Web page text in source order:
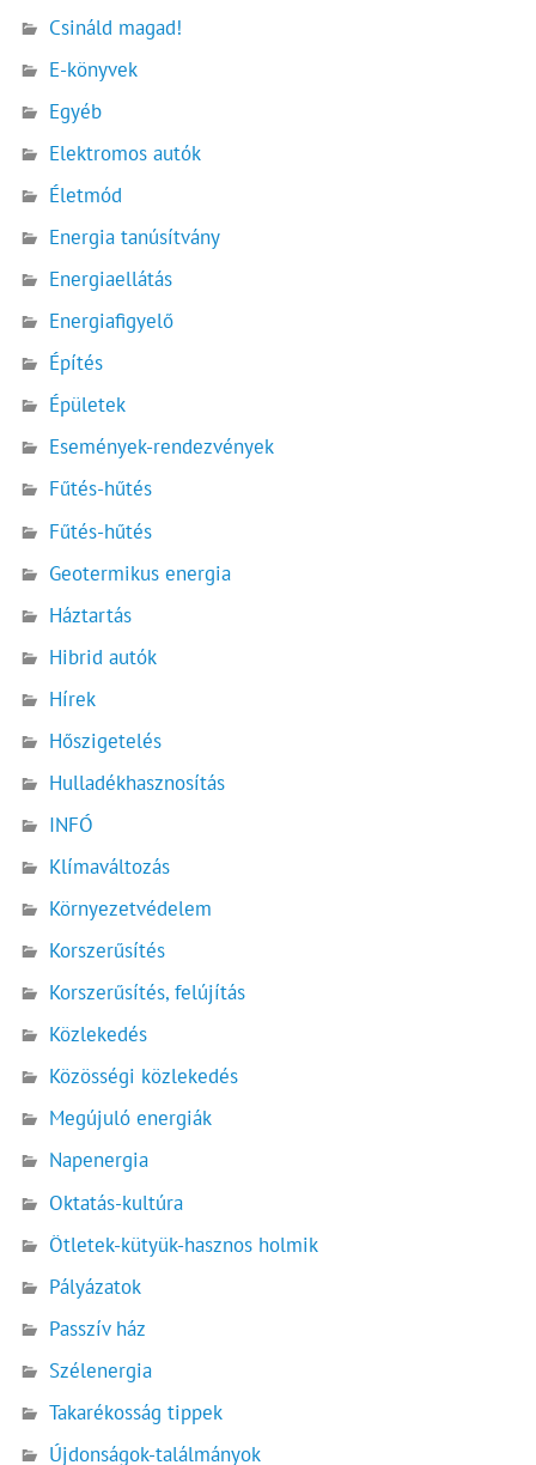
Csináld magad!
E-könyvek
Egyéb
Elektromos autók
Életmód
Energia tanúsítvány
Energiaellátás
Energiafigyelő
Építés
Épületek
Események-rendezvények
Fűtés-hűtés
Fűtés-hűtés
Geotermikus energia
Háztartás
Hibrid autók
Hírek
Hőszigetelés
Hulladékhasznosítás
INFÓ
Klímaváltozás
Környezetvédelem
Korszerűsítés
Korszerűsítés, felújítás
Közlekedés
Közösségi közlekedés
Megújuló energiák
Napenergia
Oktatás-kultúra
Ötletek-kütyük-hasznos holmik
Pályázatok
Passzív ház
Szélenergia
Takarékosság tippek
Újdonságok-találmányok